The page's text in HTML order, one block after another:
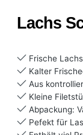
Lachs
Frische
Kalter
Aus
Kleine
Abpackung:
Pefekt für